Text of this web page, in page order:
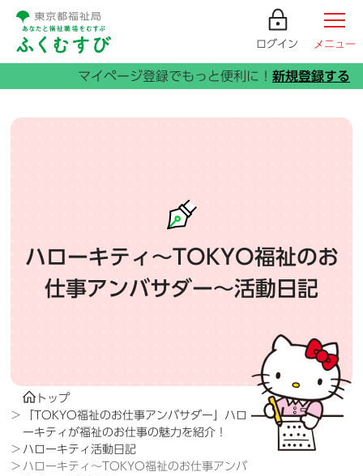
ログイン メニュー
ハローキティ～TOKYO福祉のお
仕事アンバサダー～活動日記
トップ
「TOKYO福祉のお仕事アンバサダー」ハロ
ーキティが福祉のお仕事の魅力を紹介！
ハローキティ活動日記
ハローキティ～TOKYO福祉のお仕事アンバ